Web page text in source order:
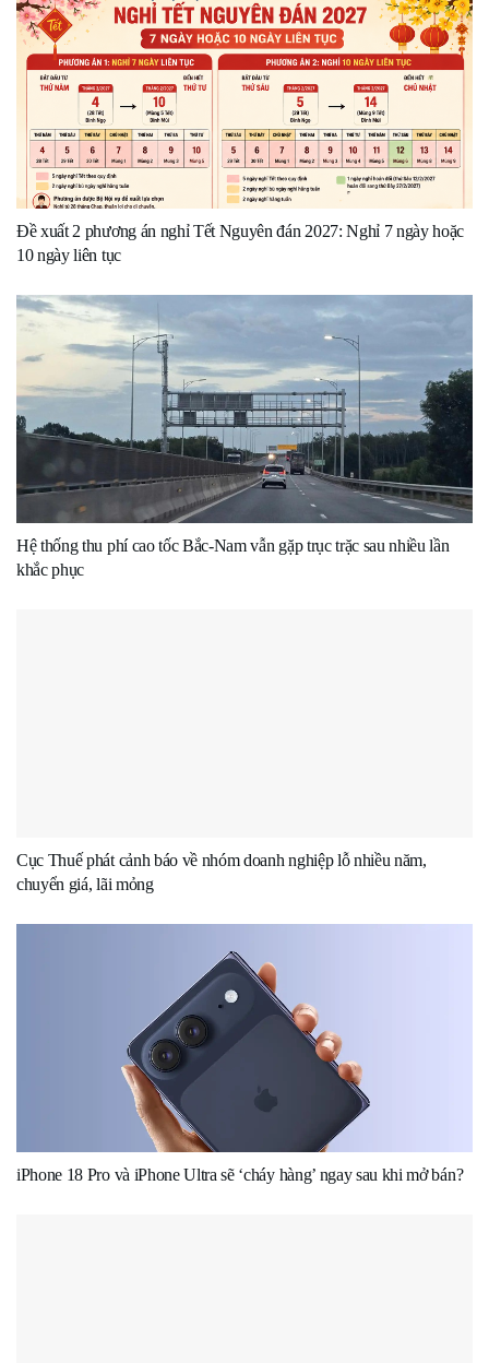
Đề xuất 2 phương án nghỉ Tết Nguyên đán 2027: Nghỉ 7 ngày hoặc
10 ngày liên tục
Hệ thống thu phí cao tốc Bắc-Nam vẫn gặp trục trặc sau nhiều lần
khắc phục
Cục Thuế phát cảnh báo về nhóm doanh nghiệp lỗ nhiều năm,
chuyển giá, lãi mỏng
iPhone 18 Pro và iPhone Ultra sẽ ‘cháy hàng’ ngay sau khi mở bán?